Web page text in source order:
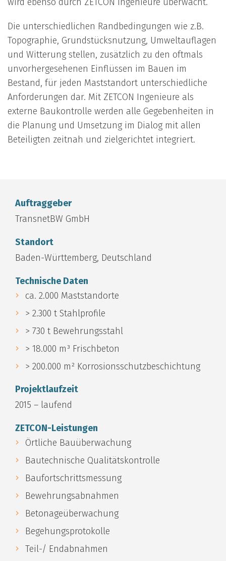
Die unterschiedlichen Randbedingungen wie z.B.
Topographie, Grundstücksnutzung, Umweltauflagen
und Witterung stellen, zusätzlich zu den oftmals
unvorhergesehenen Einflüssen im Bauen im
Bestand, für jeden Maststandort unterschiedliche
Anforderungen dar. Mit ZETCON Ingenieure als
externe Baukontrolle werden alle Gegebenheiten in
die Planung und Umsetzung im Dialog mit allen
Beteiligten zeitnah und zielgerichtet integriert.
Auftraggeber
TransnetBW GmbH
Standort
Baden-Württemberg, Deutschland
Technische Daten
ca. 2.000 Maststandorte
> 2.300 t Stahlprofile
> 730 t Bewehrungsstahl
> 18.000 m³ Frischbeton
> 200.000 m² Korrosionsschutzbeschichtung
Projektlaufzeit
2015 – laufend
ZETCON-Leistungen
Örtliche Bauüberwachung
Bautechnische Qualitätskontrolle
Baufortschrittsmessung
Bewehrungsabnahmen
Betonageüberwachung
Begehungsprotokolle
Teil-/ Endabnahmen